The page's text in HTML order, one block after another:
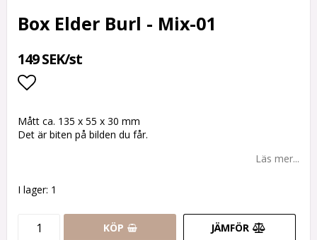
Box Elder Burl - Mix-01
149 SEK/st
Lägg till i favoritlistan
Mått ca. 135 x 55 x 30 mm
Det är biten på bilden du får.
Läs mer...
I lager: 1
KÖP JÄMFÖR